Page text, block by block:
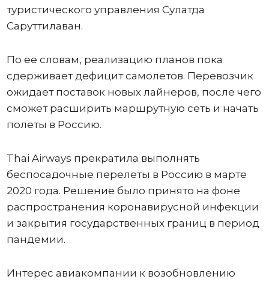
туристического управления Сулатда
Саруттилаван.
По ее словам, реализацию планов пока
сдерживает дефицит самолетов. Перевозчик
ожидает поставок новых лайнеров, после чего
сможет расширить маршрутную сеть и начать
полеты в Россию.
Thai Airways прекратила выполнять
беспосадочные перелеты в Россию в марте
2020 года. Решение было принято на фоне
распространения коронавирусной инфекции
и закрытия государственных границ в период
пандемии.
Интерес авиакомпании к возобновлению